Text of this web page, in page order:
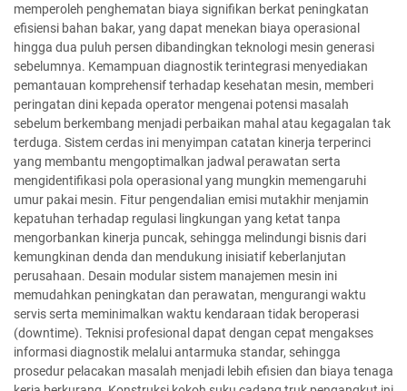
memperoleh penghematan biaya signifikan berkat peningkatan
efisiensi bahan bakar, yang dapat menekan biaya operasional
hingga dua puluh persen dibandingkan teknologi mesin generasi
sebelumnya. Kemampuan diagnostik terintegrasi menyediakan
pemantauan komprehensif terhadap kesehatan mesin, memberi
peringatan dini kepada operator mengenai potensi masalah
sebelum berkembang menjadi perbaikan mahal atau kegagalan tak
terduga. Sistem cerdas ini menyimpan catatan kinerja terperinci
yang membantu mengoptimalkan jadwal perawatan serta
mengidentifikasi pola operasional yang mungkin memengaruhi
umur pakai mesin. Fitur pengendalian emisi mutakhir menjamin
kepatuhan terhadap regulasi lingkungan yang ketat tanpa
mengorbankan kinerja puncak, sehingga melindungi bisnis dari
kemungkinan denda dan mendukung inisiatif keberlanjutan
perusahaan. Desain modular sistem manajemen mesin ini
memudahkan peningkatan dan perawatan, mengurangi waktu
servis serta meminimalkan waktu kendaraan tidak beroperasi
(downtime). Teknisi profesional dapat dengan cepat mengakses
informasi diagnostik melalui antarmuka standar, sehingga
prosedur pelacakan masalah menjadi lebih efisien dan biaya tenaga